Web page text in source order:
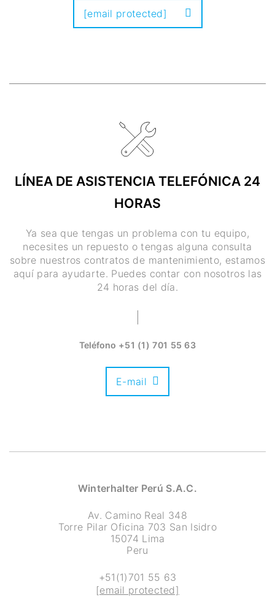
[email protected]
LÍNEA DE ASISTENCIA TELEFÓNICA 24
HORAS
Ya sea que tengas un problema con tu equipo,
necesites un repuesto o tengas alguna consulta
sobre nuestros contratos de mantenimiento, estamos
aquí para ayudarte. Puedes contar con nosotros las
24 horas del día.
Teléfono +51 (1) 701 55 63
E-mail
Winterhalter Perú S.A.C.
Av. Camino Real 348
Torre Pilar Oficina 703 San Isidro
15074 Lima
Peru
+51(1)701 55 63
[email protected]